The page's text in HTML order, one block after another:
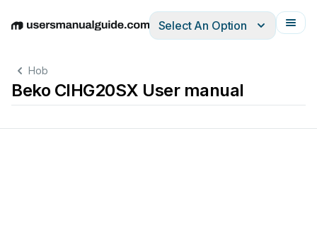
EnglishDeutschEspañolItalianoFrançais
Select An Option
Hob
Beko CIHG20SX User manual